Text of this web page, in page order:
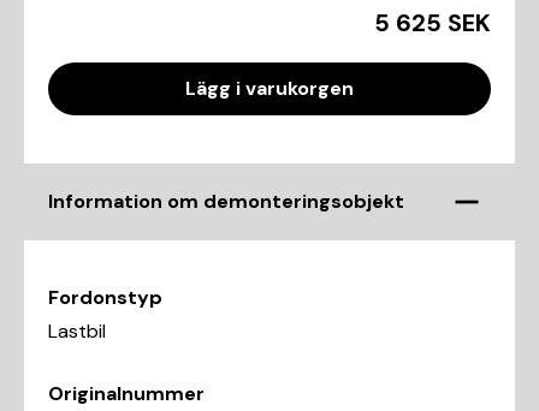
5 625 SEK
Lägg i varukorgen
Information om demonteringsobjekt
Fordonstyp
Lastbil
Originalnummer